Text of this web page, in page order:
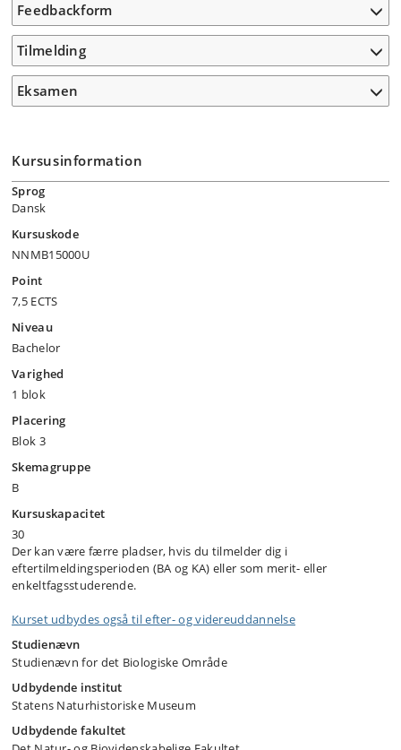
Feedbackform
Tilmelding
Eksamen
Kursusinformation
Sprog
Dansk
Kursuskode
NNMB15000U
Point
7,5 ECTS
Niveau
Bachelor
Varighed
1 blok
Placering
Blok 3
Skemagruppe
B
Kursuskapacitet
30
Der kan være færre pladser, hvis du tilmelder dig i
eftertilmeldingsperioden (BA og KA) eller som merit- eller
enkeltfagsstuderende.
Kurset udbydes også til efter- og videreuddannelse
Studienævn
Studienævn for det Biologiske Område
Udbydende institut
Statens Naturhistoriske Museum
Udbydende fakultet